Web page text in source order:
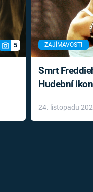
5 ZAJÍMAVOSTI
Smrt
Hudební
léky
24. listopadu